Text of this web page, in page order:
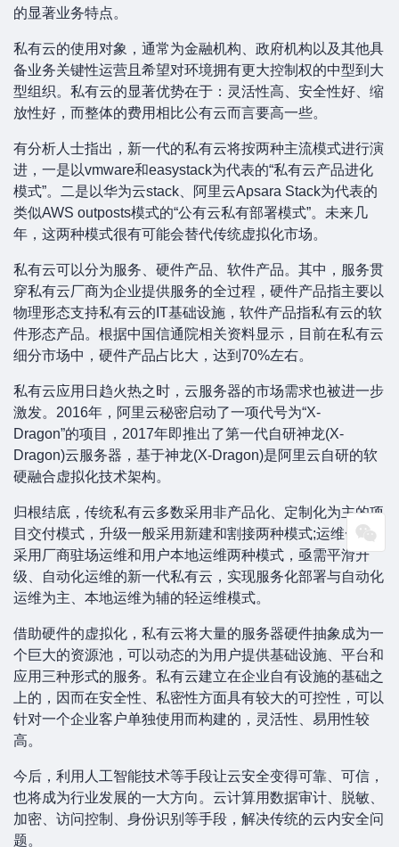
的显著业务特点。
私有云的使用对象，通常为金融机构、政府机构以及其他具
备业务关键性运营且希望对环境拥有更大控制权的中型到大
型组织。私有云的显著优势在于：灵活性高、安全性好、缩
放性好，而整体的费用相比公有云而言要高一些。
有分析人士指出，新一代的私有云将按两种主流模式进行演
进，一是以vmware和easystack为代表的“私有云产品进化
模式”。二是以华为云stack、阿里云Apsara Stack为代表的
类似AWS outposts模式的“公有云私有部署模式”。未来几
年，这两种模式很有可能会替代传统虚拟化市场。
私有云可以分为服务、硬件产品、软件产品。其中，服务贯
穿私有云厂商为企业提供服务的全过程，硬件产品指主要以
物理形态支持私有云的IT基础设施，软件产品指私有云的软
件形态产品。根据中国信通院相关资料显示，目前在私有云
细分市场中，硬件产品占比大，达到70%左右。
私有云应用日趋火热之时，云服务器的市场需求也被进一步
激发。2016年，阿里云秘密启动了一项代号为“X-
Dragon”的项目，2017年即推出了第一代自研神龙(X-
Dragon)云服务器，基于神龙(X-Dragon)是阿里云自研的软
硬融合虚拟化技术架构。
归根结底，传统私有云多数采用非产品化、定制化为主的项
目交付模式，升级一般采用新建和割接两种模式;运维一般
采用厂商驻场运维和用户本地运维两种模式，亟需平滑升
级、自动化运维的新一代私有云，实现服务化部署与自动化
运维为主、本地运维为辅的轻运维模式。
借助硬件的虚拟化，私有云将大量的服务器硬件抽象成为一
个巨大的资源池，可以动态的为用户提供基础设施、平台和
应用三种形式的服务。私有云建立在企业自有设施的基础之
上的，因而在安全性、私密性方面具有较大的可控性，可以
针对一个企业客户单独使用而构建的，灵活性、易用性较
高。
今后，利用人工智能技术等手段让云安全变得可靠、可信，
也将成为行业发展的一大方向。云计算用数据审计、脱敏、
加密、访问控制、身份识别等手段，解决传统的云内安全问
题。